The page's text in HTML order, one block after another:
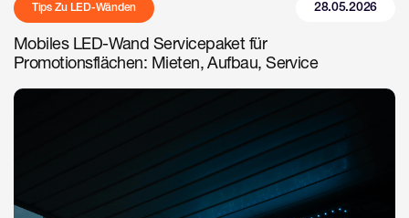
Tips Zu LED-Wänden 28.05.2026
Mobiles LED-Wand Servicepaket für
Promotionsflächen: Mieten, Aufbau, Service